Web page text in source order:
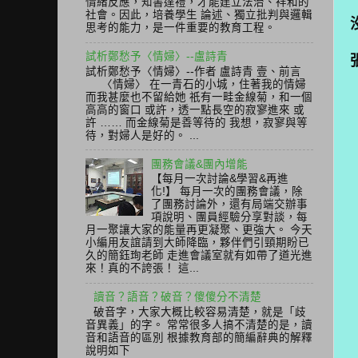
社會。因此，培養學生 論述、獨立批判與邏輯
思考的能力，是一件重要的教育工程。
試析鄭愁予〈情婦〉--盧詩青
試析鄭愁予〈情婦〉--作者 盧詩青 壹、前言
〈情婦〉 在一青石的小城，住著我的情婦
而我甚麼也不留給她 祇有一畦金線菊，和一個
高高的窗口 或許，透一點長空的寂寥進來 或
許 …… 而金線菊是善等待的 我想，寂寥與等
待，對婦人是好的。 ...
團務會議&團內增能
【每月一次討論&學習&再進
化!】 每月一次的團務會議，除
了團務討論外，還有局端交辦事
項說明、團員經驗分享對談，每
月一聚讓大家的能量再更凝聚、更強大。 今天
小編用友誼請到大師降臨，夥伴們引頸期盼已
久的簡鈺珣老師 走進會議室就有如帶了道光進
來！真的不誇張！ 這...
讀音？語音？破音？傻傻分不清楚
破音字，大家大概比較容易清楚，就是「歧
音異義」的字。 常常很多人搞不清楚的是，讀
音和語音的區別 根據教育部的簡編辭典的解釋
說明如下